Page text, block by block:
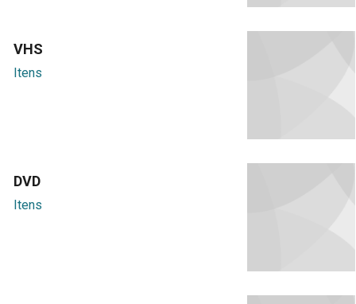
VHS
Itens
DVD
Itens